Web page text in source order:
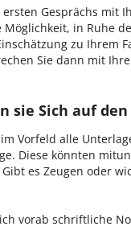
Gesprächs mit
Möglichkeit, in Ruhe
zu Ihrem
Sie dann mit
sie Sich auf
Vorfeld alle
Diese könnten
es Zeugen oder
vorab schriftliche